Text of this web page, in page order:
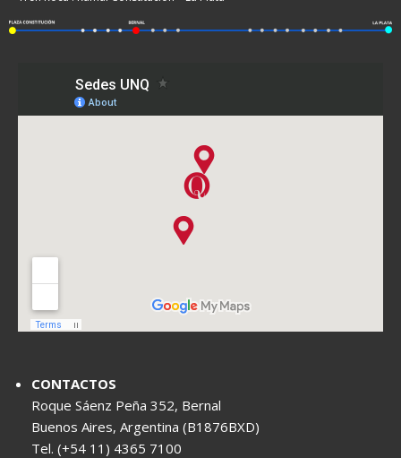
CONTACTOS
Roque Sáenz Peña 352, Bernal
Buenos Aires, Argentina (B1876BXD)
Tel. (+54 11) 4365 7100